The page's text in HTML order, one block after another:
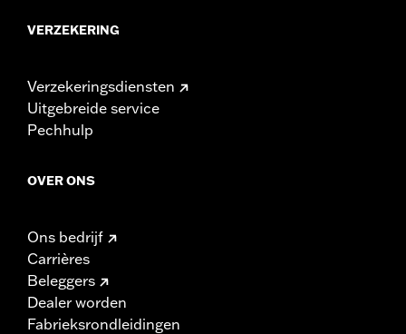
VERZEKERING
Verzekeringsdiensten
Uitgebreide service
Pechhulp
OVER ONS
Ons bedrijf
Carrières
Beleggers
Dealer worden
Fabrieksrondleidingen